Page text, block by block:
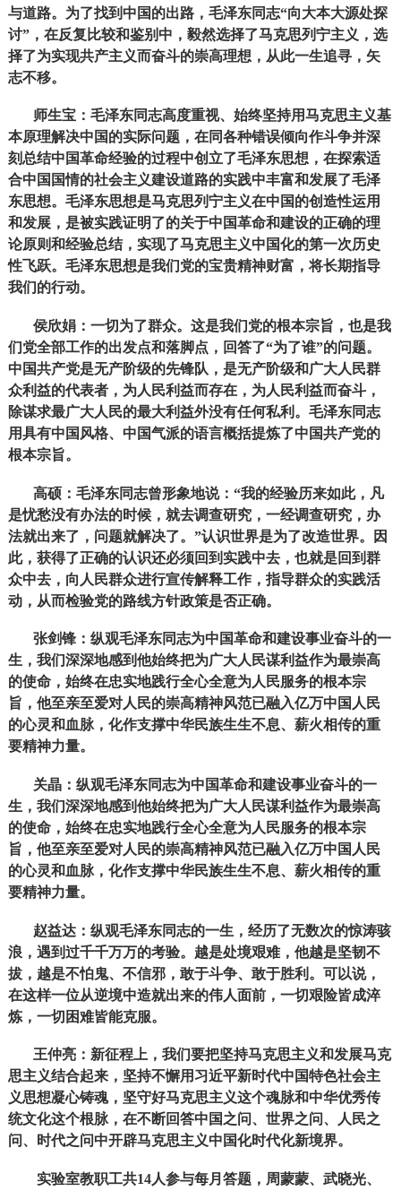
与道路。为了找到中国的出路，毛泽东同志“向大本大源处探
讨”，在反复比较和鉴别中，毅然选择了马克思列宁主义，选
择了为实现共产主义而奋斗的崇高理想，从此一生追寻，矢
志不移。
师生宝：毛泽东同志高度重视、始终坚持用马克思主义基
本原理解决中国的实际问题，在同各种错误倾向作斗争并深
刻总结中国革命经验的过程中创立了毛泽东思想，在探索适
合中国国情的社会主义建设道路的实践中丰富和发展了毛泽
东思想。毛泽东思想是马克思列宁主义在中国的创造性运用
和发展，是被实践证明了的关于中国革命和建设的正确的理
论原则和经验总结，实现了马克思主义中国化的第一次历史
性飞跃。毛泽东思想是我们党的宝贵精神财富，将长期指导
我们的行动。
侯欣娟：一切为了群众。这是我们党的根本宗旨，也是我
们党全部工作的出发点和落脚点，回答了“为了谁”的问题。
中国共产党是无产阶级的先锋队，是无产阶级和广大人民群
众利益的代表者，为人民利益而存在，为人民利益而奋斗，
除谋求最广大人民的最大利益外没有任何私利。毛泽东同志
用具有中国风格、中国气派的语言概括提炼了中国共产党的
根本宗旨。
高硕：毛泽东同志曾形象地说：“我的经验历来如此，凡
是忧愁没有办法的时候，就去调查研究，一经调查研究，办
法就出来了，问题就解决了。”认识世界是为了改造世界。因
此，获得了正确的认识还必须回到实践中去，也就是回到群
众中去，向人民群众进行宣传解释工作，指导群众的实践活
动，从而检验党的路线方针政策是否正确。
张剑锋：纵观毛泽东同志为中国革命和建设事业奋斗的一
生，我们深深地感到他始终把为广大人民谋利益作为最崇高
的使命，始终在忠实地践行全心全意为人民服务的根本宗
旨，他至亲至爱对人民的崇高精神风范已融入亿万中国人民
的心灵和血脉，化作支撑中华民族生生不息、薪火相传的重
要精神力量。
关晶：纵观毛泽东同志为中国革命和建设事业奋斗的一
生，我们深深地感到他始终把为广大人民谋利益作为最崇高
的使命，始终在忠实地践行全心全意为人民服务的根本宗
旨，他至亲至爱对人民的崇高精神风范已融入亿万中国人民
的心灵和血脉，化作支撑中华民族生生不息、薪火相传的重
要精神力量。
赵益达：纵观毛泽东同志的一生，经历了无数次的惊涛骇
浪，遇到过千千万万的考验。越是处境艰难，他越是坚韧不
拔，越是不怕鬼、不信邪，敢于斗争、敢于胜利。可以说，
在这样一位从逆境中造就出来的伟人面前，一切艰险皆成淬
炼，一切困难皆能克服。
王仲亮：新征程上，我们要把坚持马克思主义和发展马克
思主义结合起来，坚持不懈用习近平新时代中国特色社会主
义思想凝心铸魂，坚守好马克思主义这个魂脉和中华优秀传
统文化这个根脉，在不断回答中国之问、世界之问、人民之
问、时代之问中开辟马克思主义中国化时代化新境界。
实验室教职工共14人参与每月答题，周蒙蒙、武晓光、